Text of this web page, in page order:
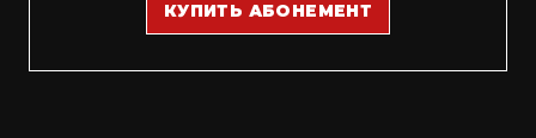
КУПИТЬ АБОНЕМЕНТ